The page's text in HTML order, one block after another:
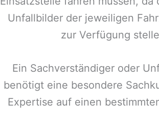
Unfallbilder der jeweiligen
zur Verfügung
Ein Sachverständiger oder
benötigt eine besondere
Expertise auf einen